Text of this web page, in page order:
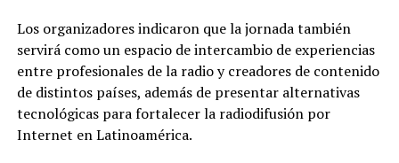
Los organizadores indicaron que la jornada también
servirá como un espacio de intercambio de experiencias
entre profesionales de la radio y creadores de contenido
de distintos países, además de presentar alternativas
tecnológicas para fortalecer la radiodifusión por
Internet en Latinoamérica.